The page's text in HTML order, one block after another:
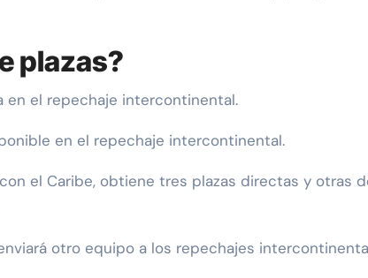
plazas?
en el repechaje intercontinental.
en el repechaje intercontinental.
el Caribe, obtiene tres plazas directas y otras
otro equipo a los repechajes